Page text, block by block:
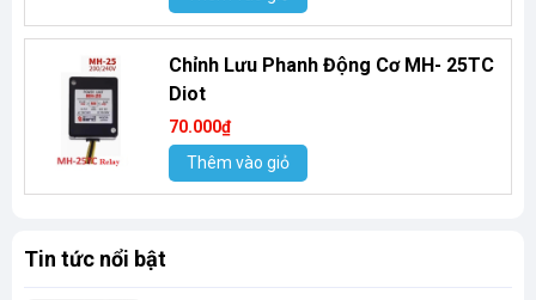
Chỉnh Lưu Phanh Động Cơ MH- 25TC
Diot
70.000₫
Thêm vào giỏ
Tin tức nổi bật